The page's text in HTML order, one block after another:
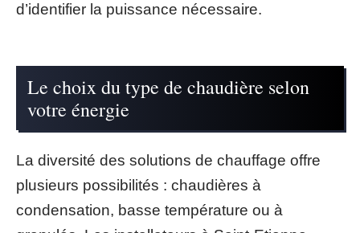
d’identifier la puissance nécessaire.
Le choix du type de chaudière selon
votre énergie
La diversité des solutions de chauffage offre
plusieurs possibilités : chaudières à
condensation, basse température ou à